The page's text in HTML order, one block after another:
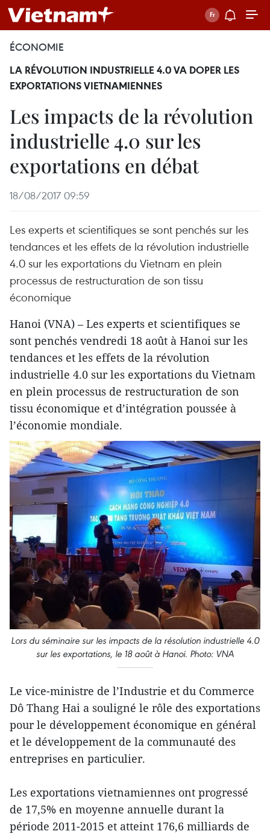
ÉCONOMIE
LA RÉVOLUTION INDUSTRIELLE 4.0 VA DOPER LES
EXPORTATIONS VIETNAMIENNES
Les impacts de la révolution
industrielle 4.0 sur les
exportations en débat
18/08/2017 09:59
Les experts et scientifiques se sont penchés sur les
tendances et les effets de la révolution industrielle
4.0 sur les exportations du Vietnam en plein
processus de restructuration de son tissu
économique
Hanoi (VNA) – Les experts et scientifiques se
sont penchés vendredi 18 août à Hanoi sur les
tendances et les effets de la révolution
industrielle 4.0 sur les exportations du Vietnam
en plein processus de restructuration de son
tissu économique et d’intégration poussée à
l’économie mondiale.
Lors du séminaire sur les impacts de la résolution industrielle 4.0
sur les exportations, le 18 août à Hanoi. Photo: VNA
Le vice-ministre de l’Industrie et du Commerce
Dô Thang Hai a souligné le rôle des exportations
pour le développement économique en général
et le développement de la communauté des
entreprises en particulier.
Les exportations vietnamiennes ont progressé
de 17,5% en moyenne annuelle durant la
période 2011-2015 et atteint 176,6 milliards de